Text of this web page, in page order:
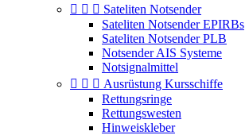
   Sateliten Notsender
Sateliten Notsender EPIRBs
Sateliten Notsender PLB
Notsender AIS Systeme
Notsignalmittel
   Ausrüstung Kursschiffe
Rettungsringe
Rettungswesten
Hinweiskleber